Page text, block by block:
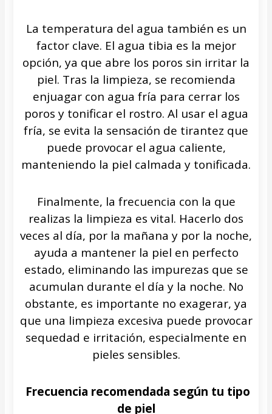
La temperatura del agua también es un
factor clave. El agua tibia es la mejor
opción, ya que abre los poros sin irritar la
piel. Tras la limpieza, se recomienda
enjuagar con agua fría para cerrar los
poros y tonificar el rostro. Al usar el agua
fría, se evita la sensación de tirantez que
puede provocar el agua caliente,
manteniendo la piel calmada y tonificada.
Finalmente, la frecuencia con la que
realizas la limpieza es vital. Hacerlo dos
veces al día, por la mañana y por la noche,
ayuda a mantener la piel en perfecto
estado, eliminando las impurezas que se
acumulan durante el día y la noche. No
obstante, es importante no exagerar, ya
que una limpieza excesiva puede provocar
sequedad e irritación, especialmente en
pieles sensibles.
Frecuencia recomendada según tu tipo
de piel